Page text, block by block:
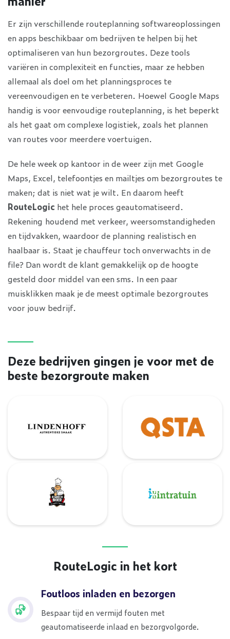
Er zijn verschillende routeplanning softwareoplossingen
en apps beschikbaar om bedrijven te helpen bij het
optimaliseren van hun bezorgroutes. Deze tools
variëren in complexiteit en functies, maar ze hebben
allemaal als doel om het planningsproces te
vereenvoudigen en te verbeteren. Hoewel Google Maps
handig is voor eenvoudige routeplanning, is het beperkt
als het gaat om complexe logistiek, zoals het plannen
van routes voor meerdere voertuigen.
De hele week op kantoor in de weer zijn met Google
Maps, Excel, telefoontjes en mailtjes om bezorgroutes te
maken; dat is niet wat je wilt. En daarom heeft
RouteLogic het hele proces geautomatiseerd.
Rekening houdend met verkeer, weersomstandigheden
en tijdvakken, waardoor de planning realistisch en
haalbaar is. Staat je chauffeur toch onverwachts in de
file? Dan wordt de klant gemakkelijk op de hoogte
gesteld door middel van een sms. In een paar
muisklikken maak je de meest optimale bezorgroutes
voor jouw bedrijf.
Deze bedrijven gingen je voor met de
beste bezorgroute maken
De Barbecue Boer
RouteLogic in het kort
Foutloos inladen en bezorgen
Bespaar tijd en vermijd fouten met
geautomatiseerde inlaad en bezorgvolgorde.